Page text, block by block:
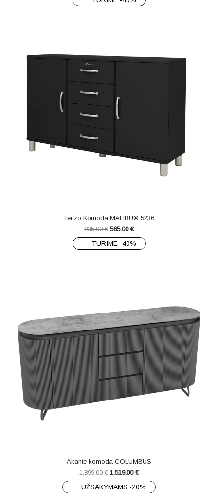
Tenzo Komoda MALIBU® 5236
935.00€ 565.00 €
TURIME -40%
Akante komoda COLUMBUS
1,899.00€ 1,519.00 €
UŽSAKYMAMS -20%